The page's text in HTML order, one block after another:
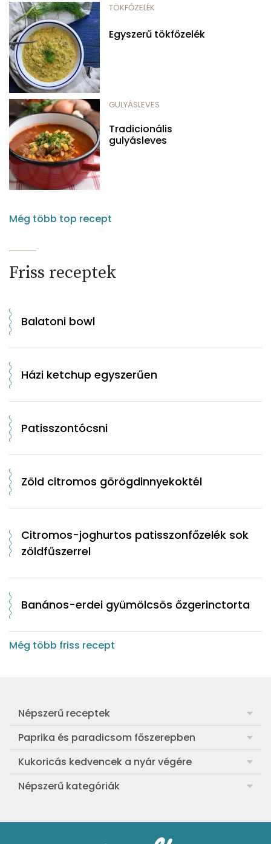
TÖKFŐZELÉK
Egyszerű tökfőzelék
GULYÁSLEVES
Tradicionális
gulyásleves
Még több top recept
Friss receptek
Balatoni bowl
Házi ketchup egyszerűen
Patisszontócsni
Zöld citromos görögdinnyekoktél
Citromos-joghurtos patisszonfőzelék sok
zöldfűszerrel
Banános-erdei gyümölcsös őzgerinctorta
Még több friss recept
Népszerű receptek
Frankfurti leves
Egyszerű muffin
Aranygaluska
Egyszerű krumplifőzelék
Paprika és paradicsom főszerepben
Pan con Tomate
Paradicsom és paprika eltevése télre
Paradicsomos húsgombóc
Kukoricás kedvencek a nyár végére
Legfinomabb főtt kukorica
Népszerű kategóriák